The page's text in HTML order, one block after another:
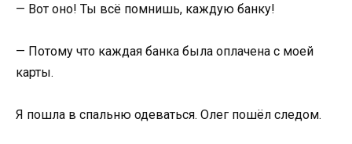
— Вот оно! Ты всё помнишь, каждую банку!
— Потому что каждая банка была оплачена с моей
карты.
Я пошла в спальню одеваться. Олег пошёл следом.